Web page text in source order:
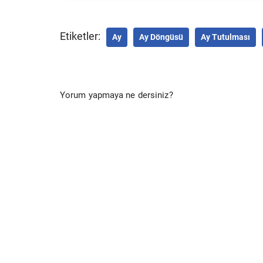
Etiketler: Ay Ay Döngüsü Ay Tutulması
Yorum yapmaya ne dersiniz?